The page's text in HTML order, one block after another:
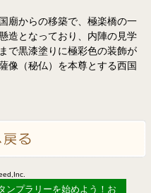
廟からの移築で、極楽橋の一
造となっており、内陣の見学
で黒漆塗りに極彩色の装飾が
像（秘仏）を本尊とする西国
canvas
ンプラリーを始めよう！お